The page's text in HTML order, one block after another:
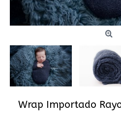
Wrap Importado